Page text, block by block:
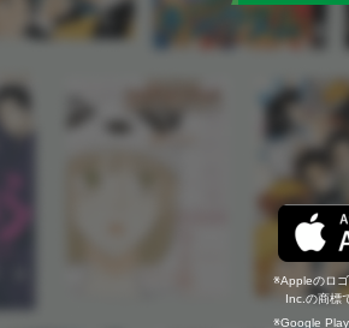
Appleのロ
Inc.の商標
Google